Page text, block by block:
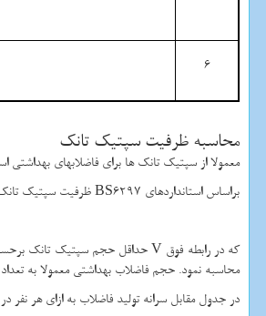
6
محاسبه ظرفیت سپتیک تانک
معمولا از سپتیک تانک ها برای فاضلابهای
براساس استانداردهای BS6297ظرفیت سپتیک تانک
که در رابطه فوق Vحداقل حجم سپتیک تانک
محاسبه نمود. حجم فاضلاب بهداشتی معمولا به
در جدول مقابل سرانه تولید فاضلاب به ازای هر